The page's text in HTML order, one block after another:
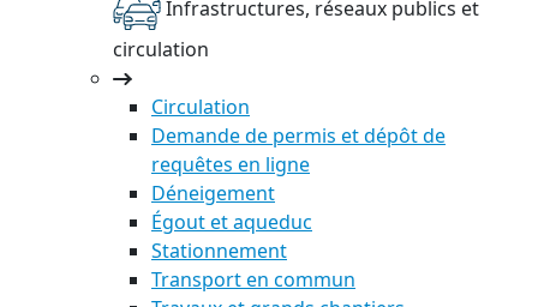
Infrastructures, réseaux publics et
circulation
Circulation
Demande de permis et dépôt de
requêtes en ligne
Déneigement
Égout et aqueduc
Stationnement
Transport en commun